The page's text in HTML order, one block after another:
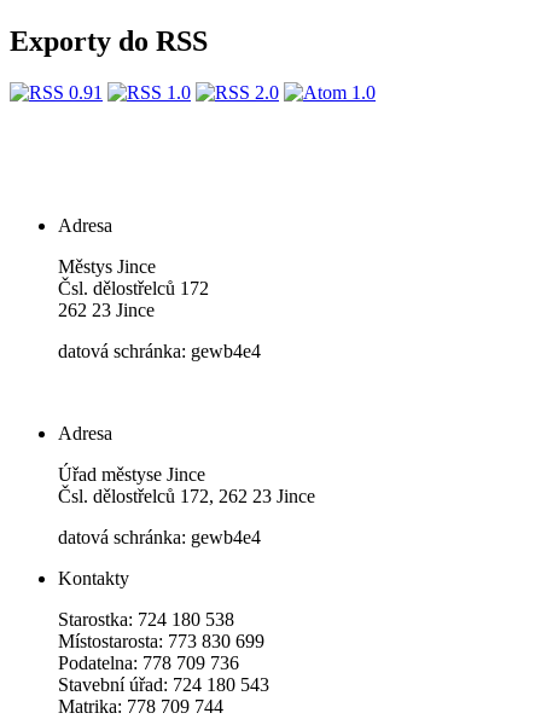
Exporty do RSS
Adresa
Městys Jince
Čsl. dělostřelců 172
262 23 Jince
datová schránka: gewb4e4
Adresa
Úřad městyse Jince
Čsl. dělostřelců 172, 262 23 Jince
datová schránka: gewb4e4
Kontakty
Starostka: 724 180 538
Místostarosta: 773 830 699
Podatelna: 778 709 736
Stavební úřad: 724 180 543
Matrika: 778 709 744